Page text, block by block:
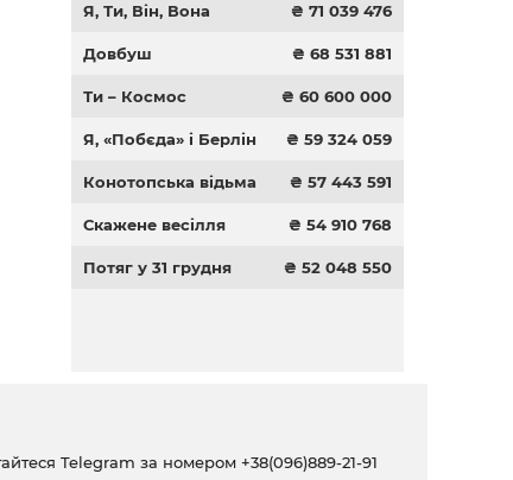
Я, Ти, Він, Вона ₴ 71 039 476
Довбуш ₴ 68 531 881
Ти – Космос ₴ 60 600 000
Я, «Побєда» і Берлін ₴ 59 324 059
Конотопська відьма ₴ 57 443 591
Скажене весілля ₴ 54 910 768
Потяг у 31 грудня ₴ 52 048 550
Telegram за номером +38(096)889-21-91